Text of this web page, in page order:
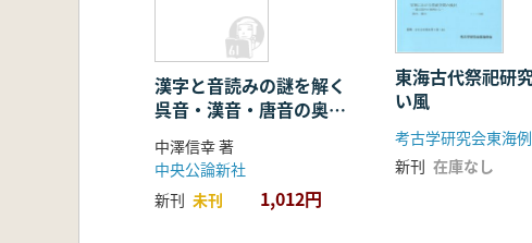
漢字と音読みの謎を解く
呉音・漢音・唐音の奥深
い世界
中澤信幸 著
中央公論新社
新刊 未刊 1,012円
東海古代祭祀研
い風
考古学研究会東海
新刊 在庫なし